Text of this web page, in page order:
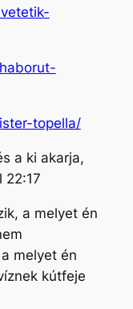
topella/
a ki akarja,
22:17
a melyet én
melyet én
kútfeje